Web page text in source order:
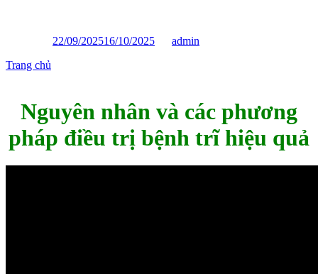
22/09/202516/10/2025
admin
Trang chủ
Nguyên nhân và các phương
pháp điều trị bệnh trĩ hiệu quả